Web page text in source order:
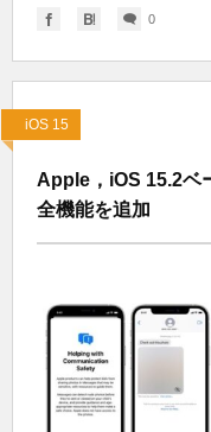
0
iOS 15
Apple，iOS 15.2ベ
全機能を追加